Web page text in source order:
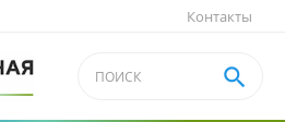
Контакты
